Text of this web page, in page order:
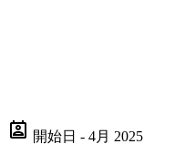
開始日 - 4月 2025